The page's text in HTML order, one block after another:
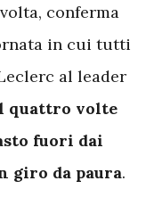
conferma
in cui tutti
al leader
quattro volte
fuori dai
giro da paura.